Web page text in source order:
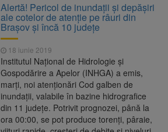
Alertă! Pericol de inundaţii şi depăşiri
ale cotelor de atenţie pe râuri din
Brașov și încă 10 judeţe
18 iunie 2019
Institutul Naţional de Hidrologie şi
Gospodărire a Apelor (INHGA) a emis,
marţi, noi atenţionări Cod galben de
inundaţii, valabile în bazine hidrografice
din 11 judeţe. Potrivit prognozei, până la
ora 00:00, se pot produce torenţi, pâraie,